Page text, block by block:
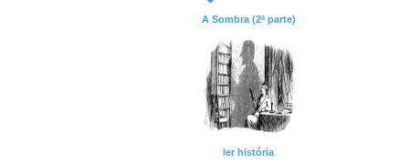
A Sombra (2ª parte)
ler história